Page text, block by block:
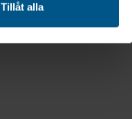
Tillåt alla